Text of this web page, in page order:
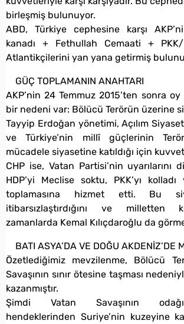
birleşmiş bulunuyor.
ABD, Türkiye cephesine karşı
kanadı + Fethullah Cemaati + PKK/
Atlantikçilerini yan yana getirmiş
GÜÇ TOPLAMANIN ANAHTARI
AKP’nin 24 Temmuz 2015’ten sonra oy
bir nedeni var: Bölücü Terörün üzerine
Tayyip Erdoğan yönetimi, Açılım
ve Türkiye’nin millî güçlerinin
mücadele siyasetine katıldığı için
CHP ise, Vatan Partisi’nin uyarılarını
HDP’yi Meclise soktu, PKK’yı
toplamasına hizmet etti. Bu
itibarsızlaştırdığını ve milletten
zamanlarda Kemal Kılıçdaroğlu da
BATI ASYA’DA VE DOĞU AKDENİZ’DE
Özetlediğimiz mevzilenme, Bölücü
Savaşının sınır ötesine taşması
kazanmıştır.
Şimdi Vatan Savaşının
hendeklerinden Suriye’nin kuzeyine